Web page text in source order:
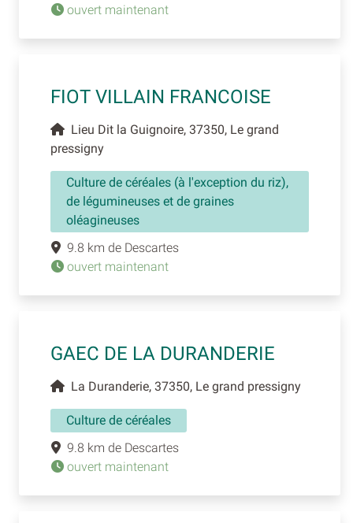
ouvert maintenant
FIOT VILLAIN FRANCOISE
Lieu Dit la Guignoire, 37350, Le grand
pressigny
Culture de céréales (à l'exception du riz),
de légumineuses et de graines
oléagineuses
9.8 km de Descartes
ouvert maintenant
GAEC DE LA DURANDERIE
La Duranderie, 37350, Le grand pressigny
Culture de céréales
9.8 km de Descartes
ouvert maintenant